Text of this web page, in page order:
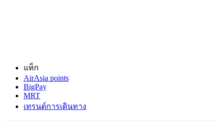
แท็ก
AirAsia points
BigPay
MRT
เทรนด์การเดินทาง